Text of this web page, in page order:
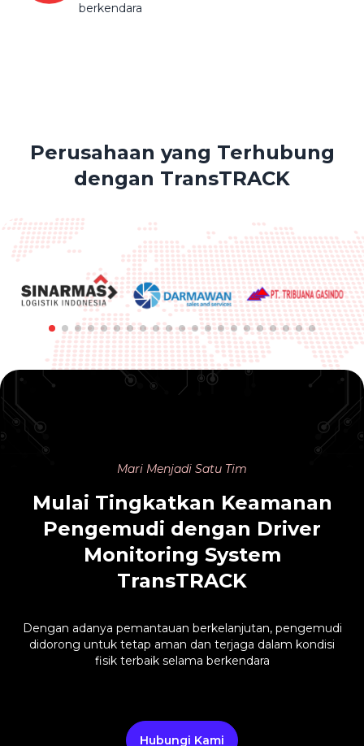
berkendara
Perusahaan yang Terhubung
dengan TransTRACK
Mari Menjadi Satu Tim
Mulai Tingkatkan Keamanan
Pengemudi dengan Driver
Monitoring System
TransTRACK
Dengan adanya pemantauan berkelanjutan, pengemudi
didorong untuk tetap aman dan terjaga dalam kondisi
fisik terbaik selama berkendara
Hubungi Kami